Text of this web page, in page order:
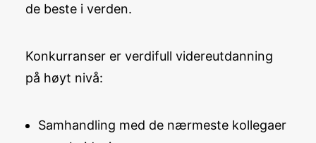
de beste i verden.
Konkurranser er verdifull videreutdanning
på høyt nivå:
Samhandling med de nærmeste kollegaer